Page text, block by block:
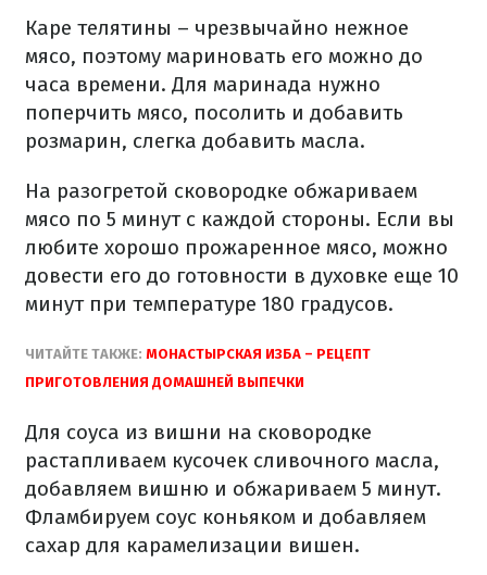
Каре телятины – чрезвычайно нежное
мясо, поэтому мариновать его можно до
часа времени. Для маринада нужно
поперчить мясо, посолить и добавить
розмарин, слегка добавить масла.
На разогретой сковородке обжариваем
мясо по 5 минут с каждой стороны. Если вы
любите хорошо прожаренное мясо, можно
довести его до готовности в духовке еще 10
минут при температуре 180 градусов.
ЧИТАЙТЕ ТАКЖЕ: МОНАСТЫРСКАЯ ИЗБА – РЕЦЕПТ
ПРИГОТОВЛЕНИЯ ДОМАШНЕЙ ВЫПЕЧКИ
Для соуса из вишни на сковородке
растапливаем кусочек сливочного масла,
добавляем вишню и обжариваем 5 минут.
Фламбируем соус коньяком и добавляем
сахар для карамелизации вишен.